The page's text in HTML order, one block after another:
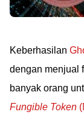
Keberhasilan
dengan menjual
banyak orang
Fungible Token